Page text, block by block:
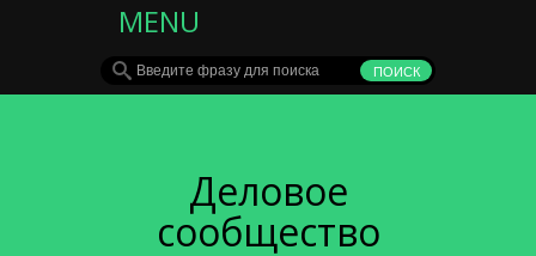
MENU
Деловое
сообщество